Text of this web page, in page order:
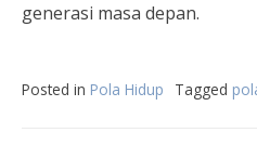
generasi masa depan.
Posted in Pola Hidup Tagged